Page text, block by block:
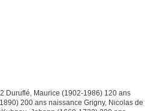
Duruflé, Maurice (1902-1986) 120 ans
200 ans naissance Grigny, Nicolas de